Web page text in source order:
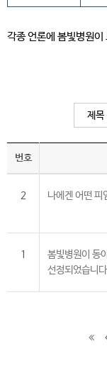
각종 언론에 봄빛병원
번호
2 나에겐 어떤 피
1
봄빛병원이 동
선정되었습니